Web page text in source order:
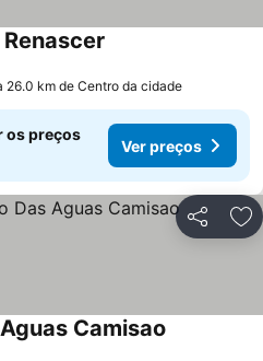
26.0 km de Centro da cidade
os preços
Ver preços
Partilhar
Camisao